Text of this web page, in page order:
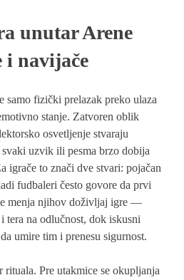
unutar Arene
i navijače
fizički prelazak preko ulaza
stanje. Zatvoren oblik
osvetljenje stvaraju
uzvik ili pesma brzo dobija
igrače to znači dve stvari: pojačan
fudbaleri često govore da prvi
menja njihov doživljaj igre —
tera na odlučnost, dok iskusni
umire tim i prenesu sigurnost.
rituala. Pre utakmice se okupljanja